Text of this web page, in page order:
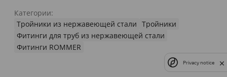
Категории:
Тройники из нержавеющей стали Тройники
Фитинги для труб из нержавеющей стали
Фитинги ROMMER
Privacy notice